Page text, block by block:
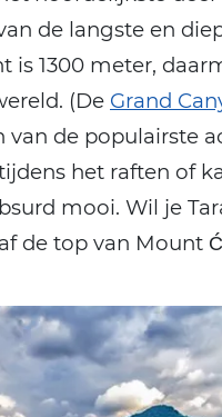
de langste en
is 1300 meter,
(De Grand
van de populairste
het raften of
mooi. Wil je
de top van Mount